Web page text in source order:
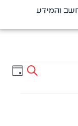
והמידע
Search
Day